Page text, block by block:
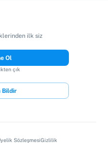
ilk siz
Ol
çık
Bildir
SözleşmesiGizlilik